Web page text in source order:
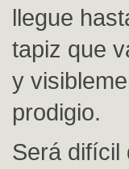
llegue
tapiz que
y
prodigio.
Será difícil